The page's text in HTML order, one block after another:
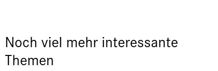
Noch viel mehr interessante
Themen